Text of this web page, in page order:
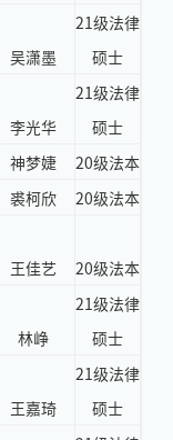
吴潇墨
21级法律
硕士
李光华
21级法律
硕士
神梦婕 20级法本
裘柯欣 20级法本
王佳艺 20级法本
林峥
21级法律
硕士
王嘉琦
21级法律
硕士